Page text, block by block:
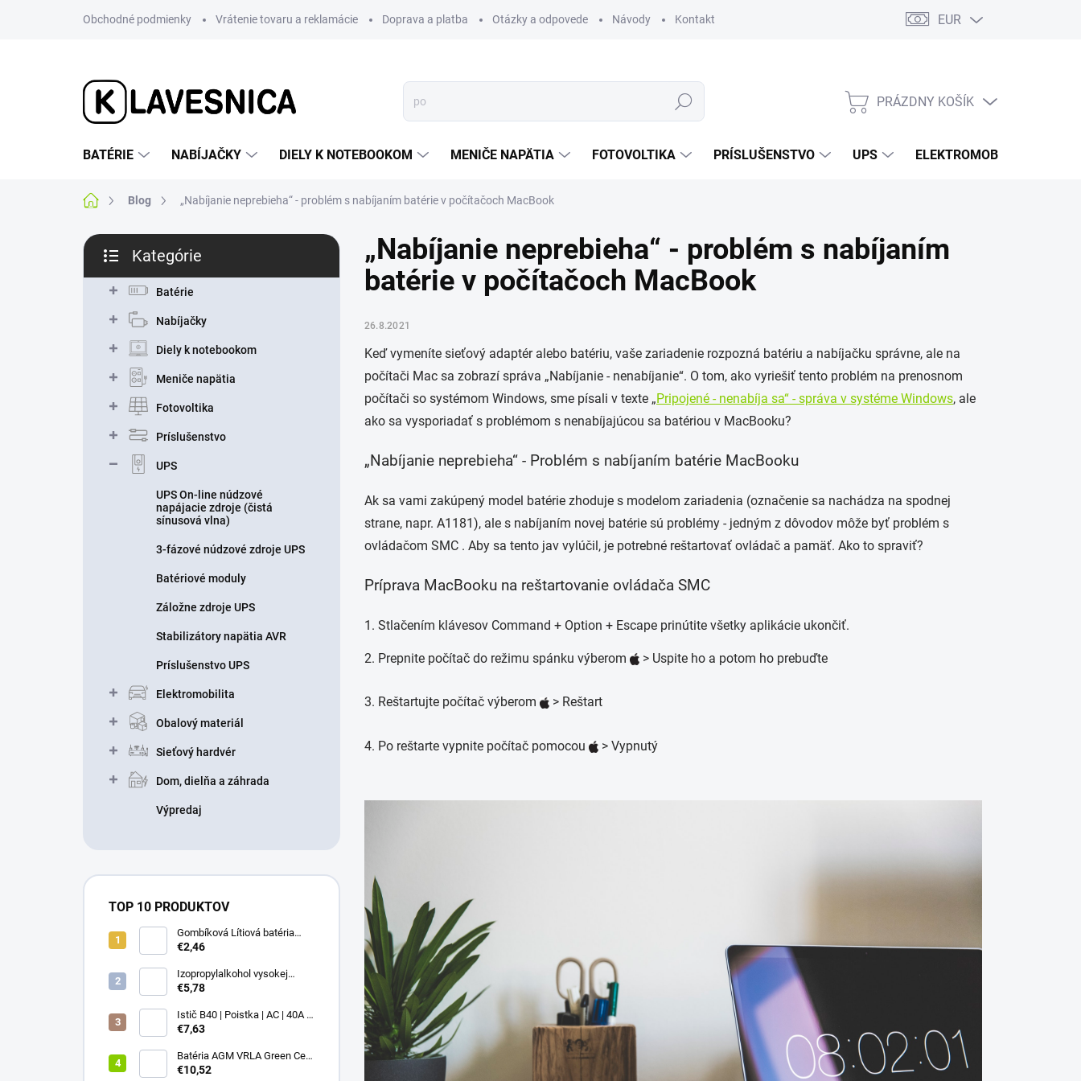
Obchodné podmienky Vrátenie tovaru a reklamácie Doprava a platba Otázky a odpovede Návody Kontakt Podmienky ochrany osobných údajov Súbory cookies
EUR
Hľadať
NÁKUPNÝ
PRÁZDNY KOŠÍK
BATÉRIE NABÍJAČKY DIELY K NOTEBOOKOM MENIČE NAPÄTIA FOTOVOLTIKA PRÍSLUŠENSTVO UPS ELEKTROMOBILITA
DomovBlog „Nabíjanie neprebieha“ - problém s nabíjaním batérie v počítačoch MacBook
B
č
kategórie
Kategórie
Batérie
Nabíjačky
Diely k notebookom
Meniče napätia
Fotovoltika
Príslušenstvo
UPS
UPS On-line núdzové
napájacie zdroje (čistá
sínusová vlna)
3-fázové núdzové zdroje UPS
Batériové moduly
Záložne zdroje UPS
Stabilizátory napätia AVR
Príslušenstvo UPS
Elektromobilita
Obalový materiál
Sieťový hardvér
Dom, dielňa a záhrada
Výpredaj
TOP 10 PRODUKTOV
Gombíková Lítiová batéria
€2,46
Izopropylalkohol vysokej
čistoty IPA 99,9% 1000 ml –
prostriedok pre elektroniku a
optiku
€5,78
Istič B40 | Poistka | AC | 40A |
3P
€7,63
Batéria AGM VRLA Green Cell
12V 1.2Ah
€10,52
„Nabíjanie neprebieha“ - problém s nabíjaním
batérie v počítačoch MacBook
26.8.2021
Keď vymeníte sieťový adaptér alebo batériu, vaše zariadenie rozpozná batériu a nabíjačku správne, ale na
počítači Mac sa zobrazí správa „Nabíjanie - nenabíjanie“. O tom, ako vyriešiť tento problém na prenosnom
počítači so systémom Windows, sme písali v texte „Pripojené - nenabíja sa“ - správa v systéme Windows, ale
ako sa vysporiadať s problémom s nenabíjajúcou sa batériou v MacBooku?
„Nabíjanie neprebieha“ - Problém s nabíjaním batérie MacBooku
Ak sa vami zakúpený model batérie zhoduje s modelom zariadenia (označenie sa nachádza na spodnej
strane, napr. A1181), ale s nabíjaním novej batérie sú problémy - jedným z dôvodov môže byť problém s
ovládačom SMC . Aby sa tento jav vylúčil, je potrebné reštartovať ovládač a pamäť. Ako to spraviť?
Príprava MacBooku na reštartovanie ovládača SMC
1. Stlačením klávesov Command + Option + Escape prinútite všetky aplikácie ukončiť.
2. Prepnite počítač do režimu spánku výberom > Uspite ho a potom ho prebuďte
3. Reštartujte počítač výberom > Reštart
4. Po reštarte vypnite počítač pomocou > Vypnutý